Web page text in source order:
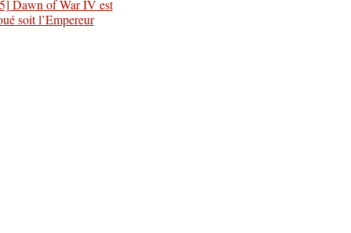
Dawn of War IV est
soit l’Empereur